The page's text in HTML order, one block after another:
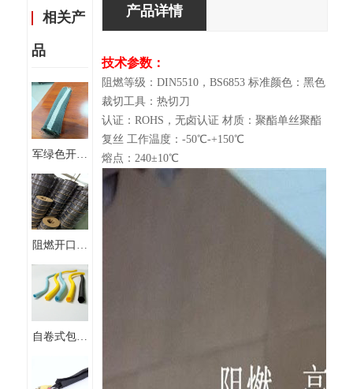
相关产
品
军绿色开口
自卷式编织
套管
阻燃开口自
卷式式线束
保护套管编
织套管
自卷式包线
口纺织布套
产品详情
技术参数：
阻燃等级：DIN5510，BS6853 标准颜色：黑色
裁切工具：热切刀
认证：ROHS，无卤认证 材质：聚酯单丝聚酯
复丝 工作温度：-50℃-+150℃
熔点：240±10℃